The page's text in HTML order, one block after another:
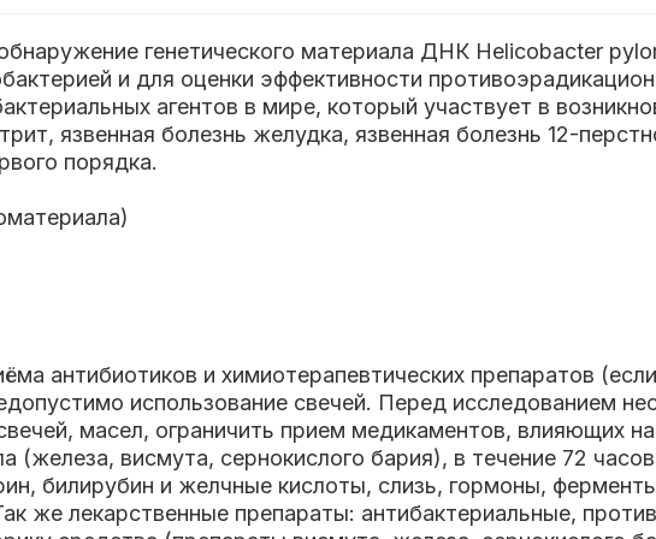
генетического материала ДНК Helicobacter
и для оценки эффективности
агентов в мире, который участвует в
язвенная болезнь желудка, язвенная болезнь 12-
порядка.
антибиотиков и химиотерапевтических препаратов
использование свечей. Перед исследованием
масел, ограничить прием медикаментов, влияющих
(железа, висмута, сернокислого бария), в течение 72
билирубин и желчные кислоты, слизь, гормоны,
же лекарственные препараты: антибактериальные,